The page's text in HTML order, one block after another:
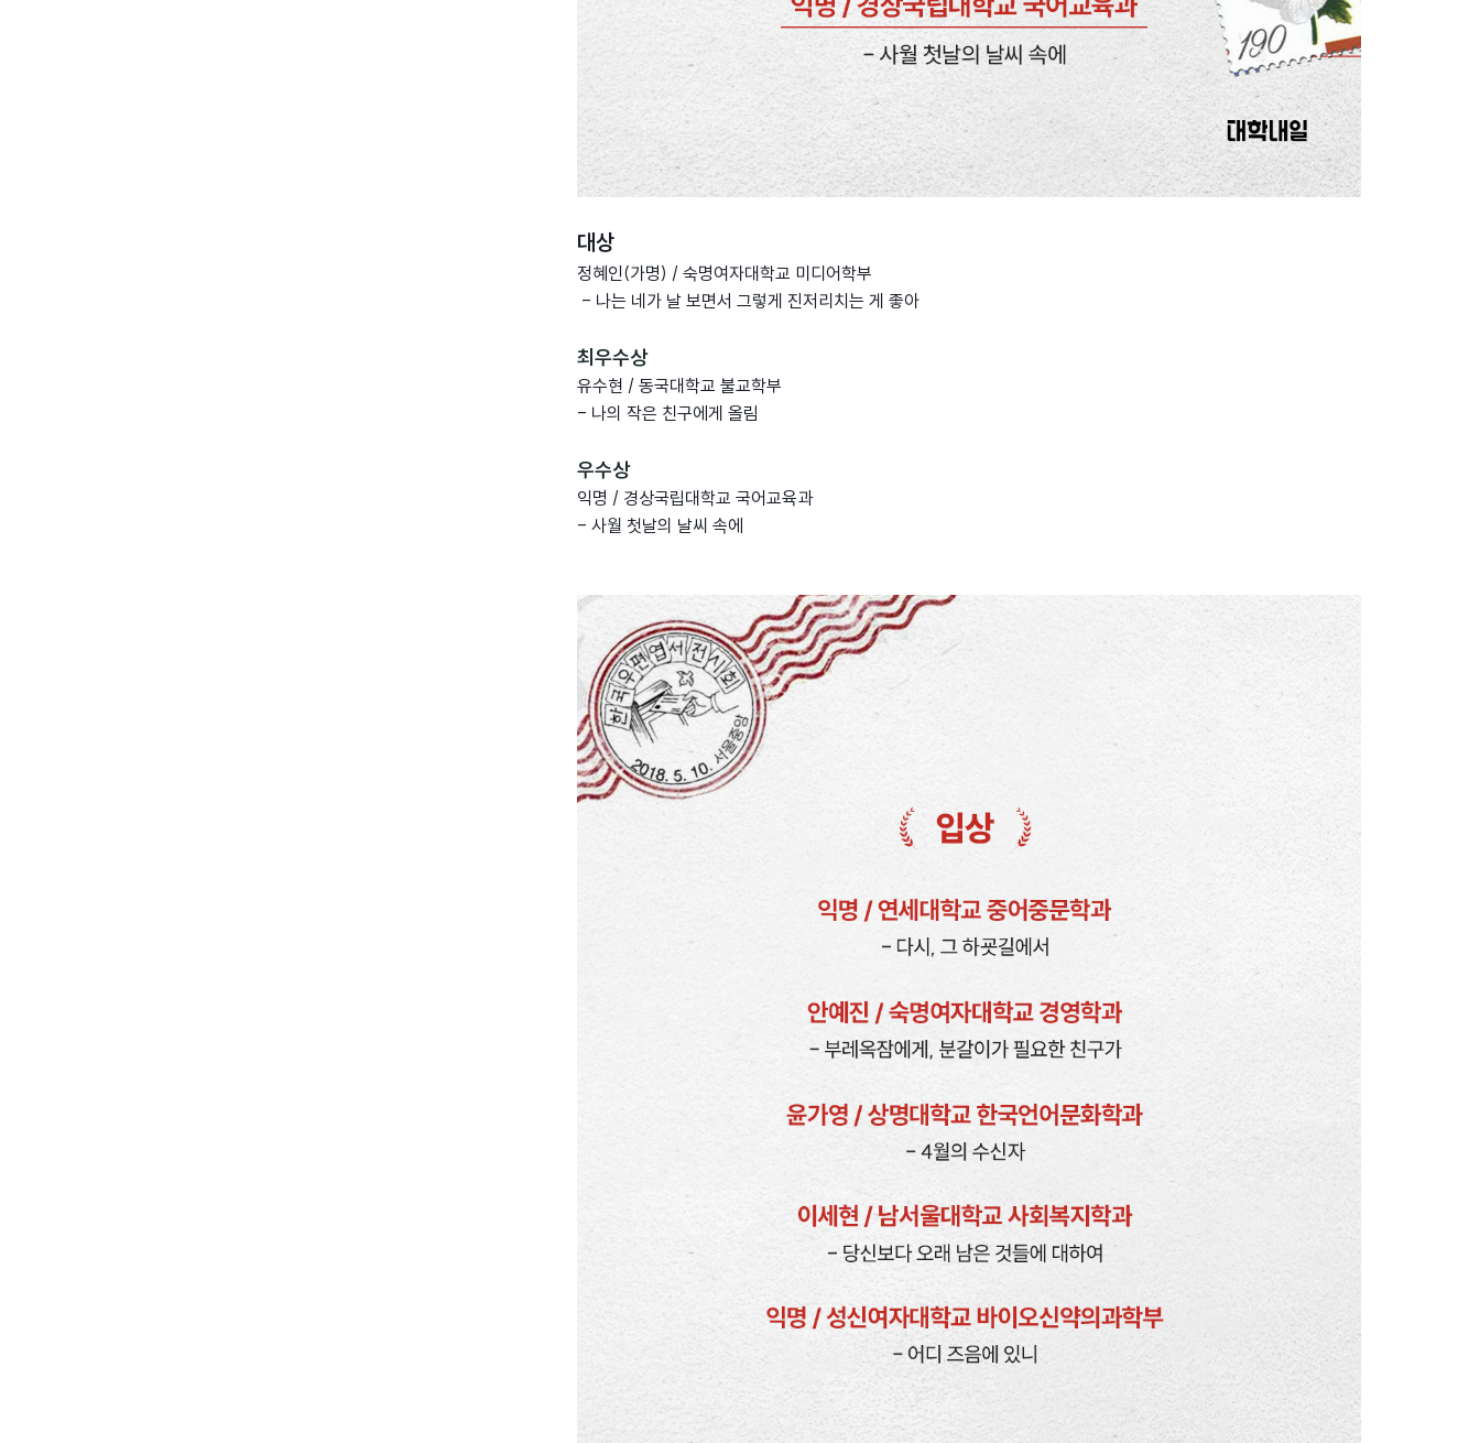
대상
정혜인(가명) / 숙명여자대학교 미디어학부
- 나는 네가 날 보면서 그렇게 진저리치는 게 좋아
최우수상
유수현 / 동국대학교 불교학부
- 나의 작은 친구에게 올림
우수상
익명 / 경상국립대학교 국어교육과
- 사월 첫날의 날씨 속에